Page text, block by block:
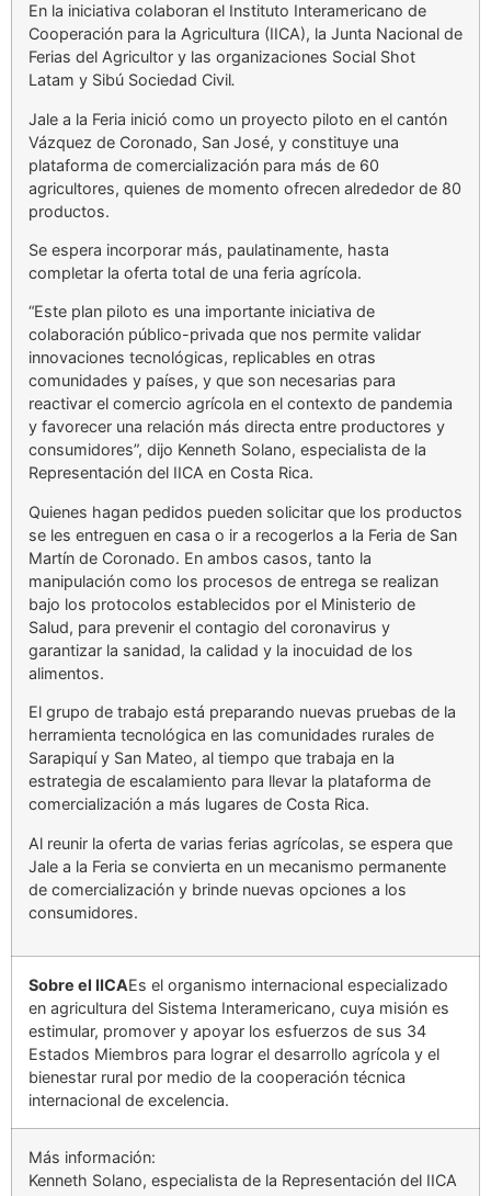
En la iniciativa colaboran el Instituto Interamericano de
Cooperación para la Agricultura (IICA), la Junta Nacional de
Ferias del Agricultor y las organizaciones Social Shot
Latam y Sibú Sociedad Civil.
Jale a la Feria inició como un proyecto piloto en el cantón
Vázquez de Coronado, San José, y constituye una
plataforma de comercialización para más de 60
agricultores, quienes de momento ofrecen alrededor de 80
productos.
Se espera incorporar más, paulatinamente, hasta
completar la oferta total de una feria agrícola.
“Este plan piloto es una importante iniciativa de
colaboración público-privada que nos permite validar
innovaciones tecnológicas, replicables en otras
comunidades y países, y que son necesarias para
reactivar el comercio agrícola en el contexto de pandemia
y favorecer una relación más directa entre productores y
consumidores”, dijo Kenneth Solano, especialista de la
Representación del IICA en Costa Rica.
Quienes hagan pedidos pueden solicitar que los productos
se les entreguen en casa o ir a recogerlos a la Feria de San
Martín de Coronado. En ambos casos, tanto la
manipulación como los procesos de entrega se realizan
bajo los protocolos establecidos por el Ministerio de
Salud, para prevenir el contagio del coronavirus y
garantizar la sanidad, la calidad y la inocuidad de los
alimentos.
El grupo de trabajo está preparando nuevas pruebas de la
herramienta tecnológica en las comunidades rurales de
Sarapiquí y San Mateo, al tiempo que trabaja en la
estrategia de escalamiento para llevar la plataforma de
comercialización a más lugares de Costa Rica.
Al reunir la oferta de varias ferias agrícolas, se espera que
Jale a la Feria se convierta en un mecanismo permanente
de comercialización y brinde nuevas opciones a los
consumidores.
Sobre el IICAEs el organismo internacional especializado
en agricultura del Sistema Interamericano, cuya misión es
estimular, promover y apoyar los esfuerzos de sus 34
Estados Miembros para lograr el desarrollo agrícola y el
bienestar rural por medio de la cooperación técnica
internacional de excelencia.
Más información:
Kenneth Solano, especialista de la Representación del IICA